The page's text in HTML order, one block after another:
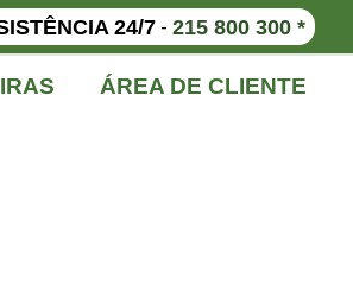
24/7 - 215 800 300 *
ÁREA DE CLIENTE